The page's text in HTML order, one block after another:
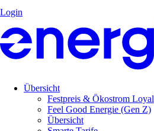
Login
Übersicht
Festpreis & Ökostrom Loyal
Feel Good Energie (Gen Z)
Übersicht